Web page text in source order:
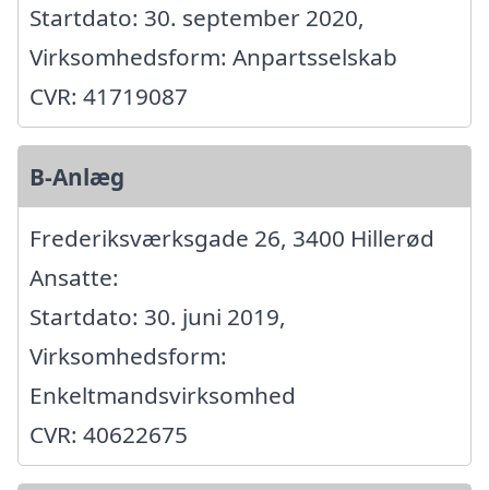
Startdato: 30. september 2020,
Virksomhedsform: Anpartsselskab
CVR: 41719087
B-Anlæg
Frederiksværksgade 26, 3400 Hillerød
Ansatte:
Startdato: 30. juni 2019,
Virksomhedsform:
Enkeltmandsvirksomhed
CVR: 40622675